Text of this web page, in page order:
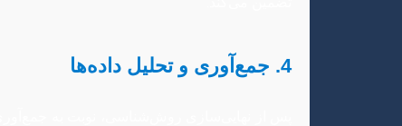
4. جمع‌آوری و تحلیل داده‌ها